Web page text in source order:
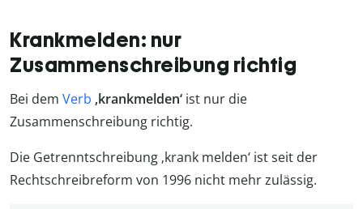
Krankmelden: nur
Zusammenschreibung richtig
Bei dem Verb ‚krankmelden‘ ist nur die
Zusammenschreibung richtig.
Die Getrenntschreibung ‚krank melden‘ ist seit der
Rechtschreibreform von 1996 nicht mehr zulässig.